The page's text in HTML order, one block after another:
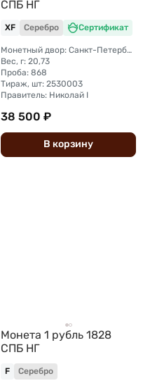
СПБ НГ
XF Серебро Сертификат
Монетный двор: Санкт-Петербургский монетный двор
Вес, г: 20,73
Проба: 868
Тираж, шт: 2530003
Правитель: Николай I
38 500 ₽
В корзину
Монета 1 рубль 1828
СПБ НГ
F Серебро